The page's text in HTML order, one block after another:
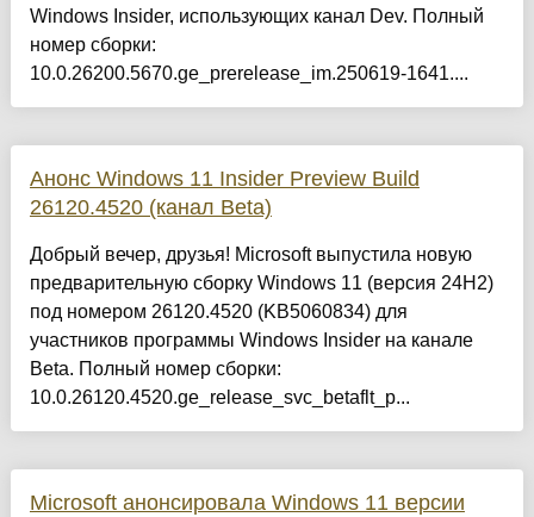
Windows Insider, использующих канал Dev. Полный
номер сборки:
10.0.26200.5670.ge_prerelease_im.250619-1641....
Анонс Windows 11 Insider Preview Build
26120.4520 (канал Beta)
Добрый вечер, друзья! Microsoft выпустила новую
предварительную сборку Windows 11 (версия 24H2)
под номером 26120.4520 (KB5060834) для
участников программы Windows Insider на канале
Beta. Полный номер сборки:
10.0.26120.4520.ge_release_svc_betaflt_p...
Microsoft анонсировала Windows 11 версии